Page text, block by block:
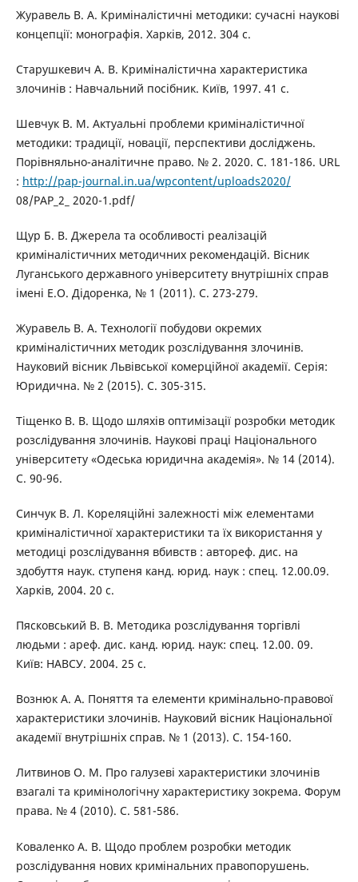
Журавель В. А. Криміналістичні методики: сучасні наукові
концепції: монографія. Харків, 2012. 304 с.
Старушкевич А. В. Криміналістична характеристика
злочинів : Навчальний посібник. Київ, 1997. 41 с.
Шевчук В. М. Актуальні проблеми криміналістичної
методики: традиції, новації, перспективи досліджень.
Порівняльно-аналітичне право. № 2. 2020. С. 181-186. URL
: http://pap-journal.in.ua/wpcontent/uploads2020/
08/PAP_2_ 2020-1.pdf/
Щур Б. В. Джерела та особливості реалізацій
криміналістичних методичних рекомендацій. Вісник
Луганського державного університету внутрішніх справ
імені Е.О. Дідоренка, № 1 (2011). С. 273-279.
Журавель В. А. Технології побудови окремих
криміналістичних методик розслідування злочинів.
Науковий вісник Львівської комерційної академії. Серія:
Юридична. № 2 (2015). С. 305-315.
Тіщенко В. В. Щодо шляхів оптимізації розробки методик
розслідування злочинів. Наукові праці Національного
університету «Одеська юридична академія». № 14 (2014).
С. 90-96.
Синчук В. Л. Кореляційні залежності між елементами
криміналістичної характеристики та їх використання у
методиці розслідування вбивств : автореф. дис. на
здобуття наук. ступеня канд. юрид. наук : спец. 12.00.09.
Харків, 2004. 20 с.
Пясковський В. В. Методика розслідування торгівлі
людьми : ареф. дис. канд. юрид. наук: спец. 12.00. 09.
Київ: НАВСУ. 2004. 25 с.
Вознюк А. А. Поняття та елементи кримінально-правової
характеристики злочинів. Науковий вісник Національної
академії внутрішніх справ. № 1 (2013). С. 154-160.
Литвинов О. М. Про галузеві характеристики злочинів
взагалі та кримінологічну характеристику зокрема. Форум
права. № 4 (2010). С. 581-586.
Коваленко А. В. Щодо проблем розробки методик
розслідування нових кримінальних правопорушень.